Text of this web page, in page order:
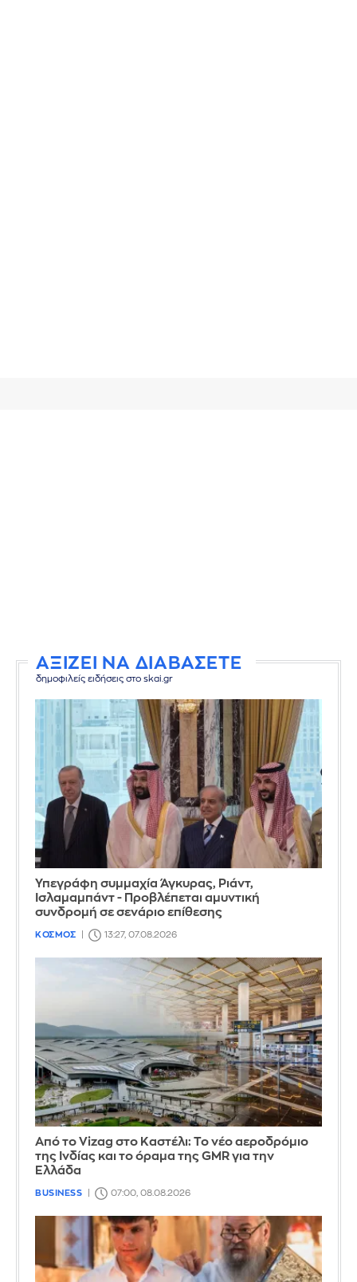
ΑΞΙΖΕΙ ΝΑ ΔΙΑΒΑΣΕΤΕ
δημοφιλείς ειδήσεις στο skai.gr
Υπεγράφη συμμαχία Άγκυρας, Ριάντ,
Ισλαμαμπάντ - Προβλέπεται αμυντική
συνδρομή σε σενάριο επίθεσης
ΚΟΣΜΟΣ 13:27, 07.08.2026
Από το Vizag στο Καστέλι: Το νέο αεροδρόμιο
της Ινδίας και το όραμα της GMR για την
Ελλάδα
BUSINESS 07:00, 08.08.2026